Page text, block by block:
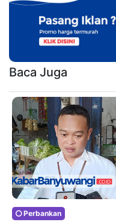
Baca Juga
Perbankan